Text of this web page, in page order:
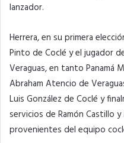
lanzador.
Herrera, en su primera
Pinto de Coclé y el jugador
Veraguas, en tanto Panamá
Abraham Atencio de
Luis González de Coclé y
servicios de Ramón Castillo
provenientes del equipo